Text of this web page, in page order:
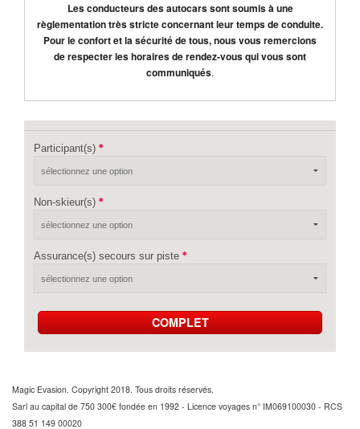
Les conducteurs des autocars sont soumis à une
règlementation très stricte concernant leur temps de conduite.
Pour le confort et la sécurité de tous, nous vous remercions
de respecter les horaires de rendez-vous qui vous sont
communiqués.
Participant(s)
Non-skieur(s)
Assurance(s) secours sur piste
COMPLET
Magic Evasion. Copyright 2018. Tous droits réservés.
Sarl au capital de 750 300€ fondée en 1992 - Licence voyages n° IM069100030 - RCS
388 51 149 00020